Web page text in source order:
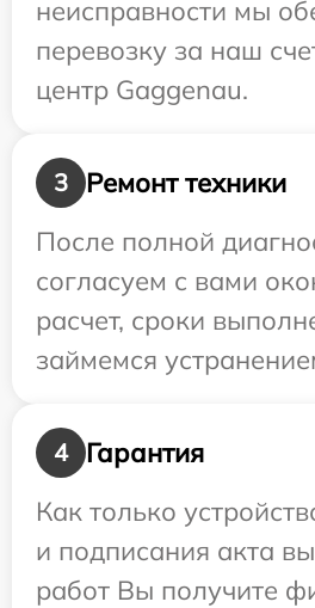
неисправности мы
перевозку за наш
центр Gaggenau.
3
Ремонт техники
После полной
согласуем с вами
расчет, сроки
займемся
4
Гарантия
Как только
и подписания акта
работ Вы получите